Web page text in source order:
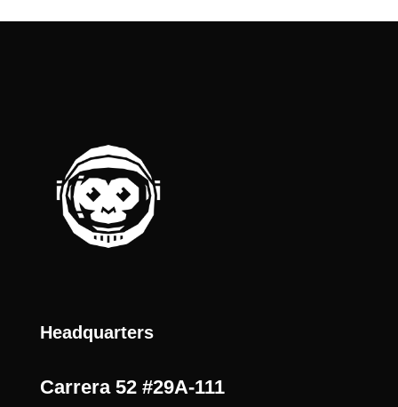
Headquarters
Carrera 52 #29A-111